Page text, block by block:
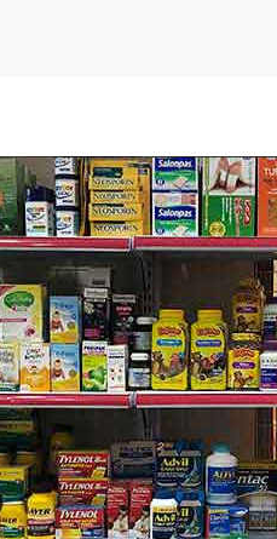
Vitamin cho
For Men 50+ với nước